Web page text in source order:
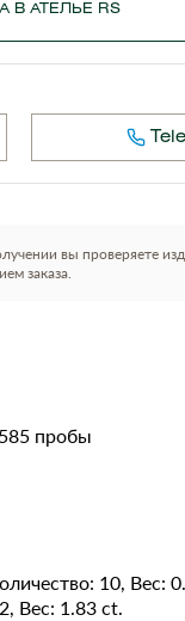
В АТЕЛЬЕ RS
вы проверяете
заказа.
пробы
10, Вес:
Вес: 1.83 ct.